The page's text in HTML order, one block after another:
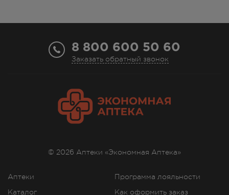
8 800 600 50 60
Заказать обратный звонок
Аптеки
Каталог
Программа лояльности
Как оформить заказ
© 2026 Аптеки «Экономная Аптека»